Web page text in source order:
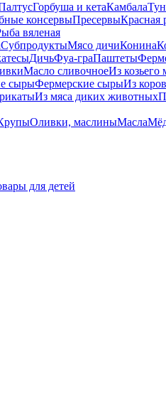
Горбуша и кетаКамбала
консервыПресервыКрасная
вяленая
СубпродуктыМясо дичиКонина
ДичьФуа-граПаштеты
Масло сливочноеИз козьего
сырыФермерские сырыИз
Из мяса диких животных
Оливки, маслиныМасла
для детей